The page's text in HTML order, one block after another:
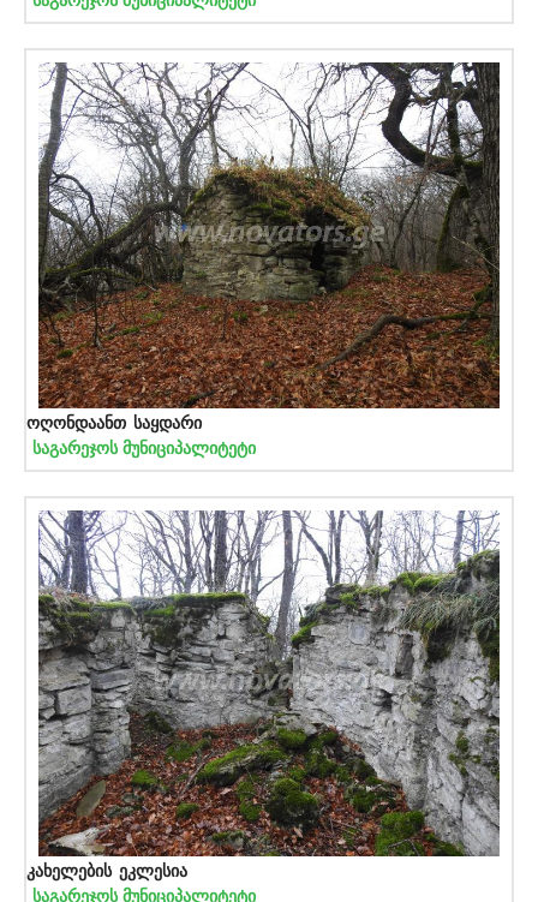
ოღონდაანთ საყდარი
საგარეჯოს მუნიციპალიტეტი
კახელების ეკლესია
საგარეჯოს მუნიციპალიტეტი